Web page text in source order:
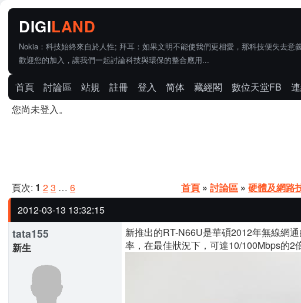
Nokia：科技始終來自於人性; 拜耳：如果文明不能使我們更相愛，那科技便失去意
歡迎您的加入，讓我們一起討論科技與環保的整合應用...
首頁 討論區 站規 註冊 登入 简体 藏經閣 數位天堂FB
您尚未登入。
頁次: 1 23 … 6 首頁 » 討論區 » 硬體及網路
2012-03-13 13:32:15
tata155
新生
新推出的RT-N66U是華碩2012年無線網
率，在最佳狀況下，可達10/100Mbps的2